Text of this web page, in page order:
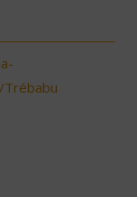
Trébabu